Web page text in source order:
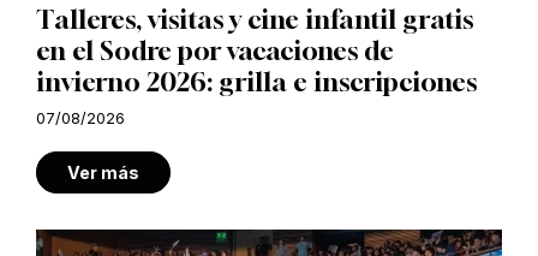
Talleres, visitas y cine infantil gratis
en el Sodre por vacaciones de
invierno 2026: grilla e inscripciones
07/08/2026
Ver más